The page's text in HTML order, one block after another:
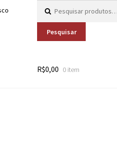
Pesquisar
R$0,00 0 item